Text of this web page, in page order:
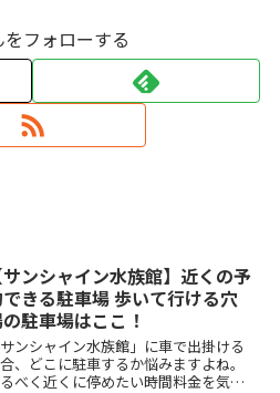
フォローする
サンシャイン水族館】近くの予
きる駐車場 歩いて行ける穴
駐車場はここ！
サンシャイン水族館」に車で出掛ける
、どこに駐車するか悩みますよね。
べく近くに停めたい時間料金を気に